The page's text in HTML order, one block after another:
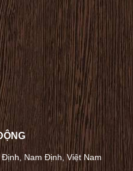
Nam Định, Việt Nam